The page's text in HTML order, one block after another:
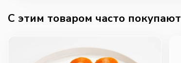
C этим товаром часто покупают